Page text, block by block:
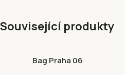
Vyzvednutí v prodejně Fivuza
Související produkty
Bag Praha 06